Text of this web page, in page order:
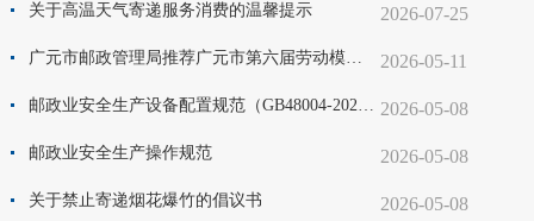
关于高温天气寄递服务消费的温馨提示 2026-07-25
广元市邮政管理局推荐广元市第六届劳动模范人选公示 2026-05-11
邮政业安全生产设备配置规范（GB48004-2026） 2026-05-08
邮政业安全生产操作规范 2026-05-08
关于禁止寄递烟花爆竹的倡议书 2026-05-08